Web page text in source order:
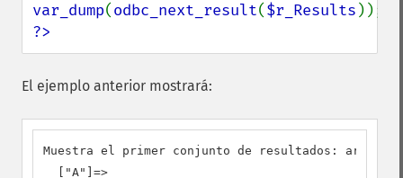
var_dump(odbc_next_result($r_Results
?>
El ejemplo anterior mostrará:
Muestra el primer conjunto de resultados:
  ["A"]=>